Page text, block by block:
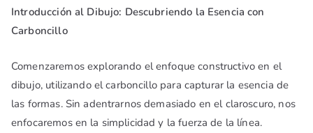
Introducción al Dibujo: Descubriendo la Esencia con
Carboncillo
Comenzaremos explorando el enfoque constructivo en el
dibujo, utilizando el carboncillo para capturar la esencia de
las formas. Sin adentrarnos demasiado en el claroscuro, nos
enfocaremos en la simplicidad y la fuerza de la línea.